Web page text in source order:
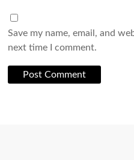
Save my name, email, and
next time I comment.